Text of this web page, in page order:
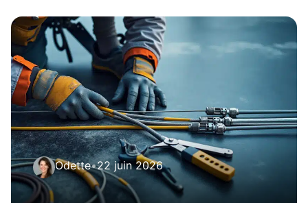
Odette•22 juin 2026